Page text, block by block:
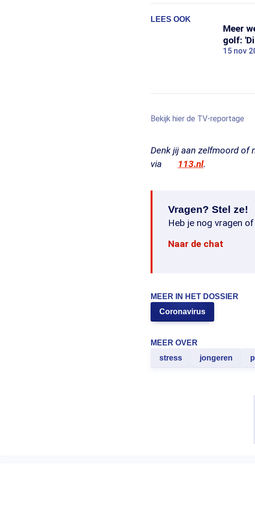
LEES OOK
Meer
golf:
15 nov
Bekijk hier de TV-reportage
Denk jij aan zelfmoord of
via
113.nl.
Vragen? Stel ze!
Heb je nog vragen
Naar de chat
MEER IN HET DOSSIER
Coronavirus
MEER OVER
stress
jongeren